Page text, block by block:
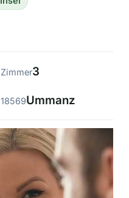
Zimmer3
18569Ummanz